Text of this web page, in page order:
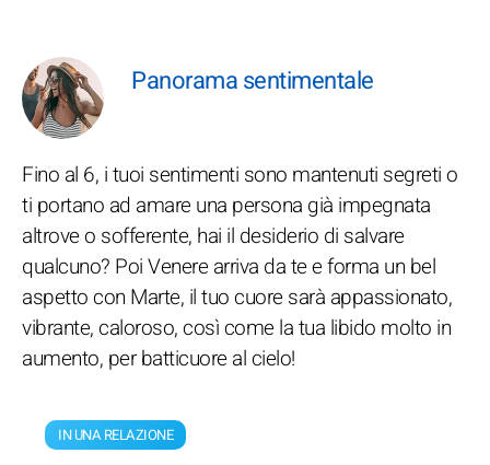
Panorama sentimentale
Fino al 6, i tuoi sentimenti sono mantenuti segreti o
ti portano ad amare una persona già impegnata
altrove o sofferente, hai il desiderio di salvare
qualcuno? Poi Venere arriva da te e forma un bel
aspetto con Marte, il tuo cuore sarà appassionato,
vibrante, caloroso, così come la tua libido molto in
aumento, per batticuore al cielo!
IN UNA RELAZIONE